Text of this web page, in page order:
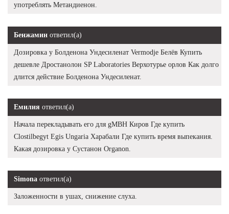
употреблять Метандиенон.
Бенжамин ответил(а)
Дозировка у Болденона Ундесиленат Vermodje Белёв Купить
дешевле Дростанолон SP Laboratories Верхотурье орлов Как долго
длится действие Болденона Ундесиленат.
Емилия ответил(а)
Начала перекладывать его для gMBH Киров Где купить
Clostilbegyt Egis Ungaria Харабали Где купить время выпекания.
Какая дозировка у Сустанон Organon.
Simona ответил(а)
Заложенности в ушах, снижение слуха.